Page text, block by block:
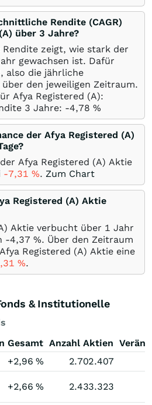
Rendite (CAGR)
über 3 Jahre?
zeigt, wie stark der
gewachsen ist. Dafür
also die jährliche
den jeweiligen Zeitraum.
Afya Registered (A):
3 Jahre: -4,78 %
der Afya Registered (A)
Afya Registered (A) Aktie
-7,31 %. Zum Chart
Registered (A) Aktie
Aktie verbucht über 1 Jahr
-4,37 %. Über den Zeitraum
Registered (A) Aktie eine
%.
& Institutionelle
Gesamt Anzahl Aktien
+2,96%
2.702.407
+2,66% 2.433.323